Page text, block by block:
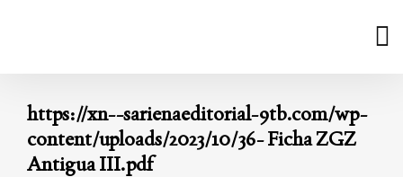
https://xn--sarienaeditorial-9tb.com/wp-
content/uploads/2023/10/36- Ficha ZGZ
Antigua III.pdf